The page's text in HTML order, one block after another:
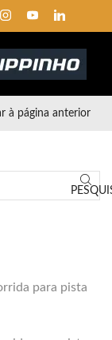
à página anterior
para pista